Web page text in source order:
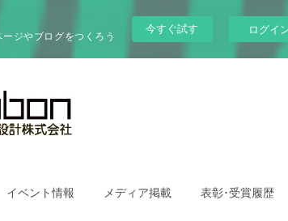
ジやブログをつくろう
今すぐ試す ログイ
イベント情報 メディア掲載 表彰･受賞履歴